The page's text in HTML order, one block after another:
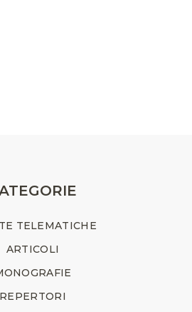
TELEMATICHE
ARTICOLI
REPERTORI